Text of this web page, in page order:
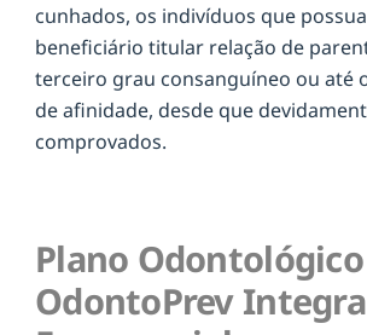
cunhados, os indivíduos que
beneficiário titular relação de
terceiro grau consanguíneo ou até
de afinidade, desde que
comprovados.
Plano Odontológico
OdontoPrev